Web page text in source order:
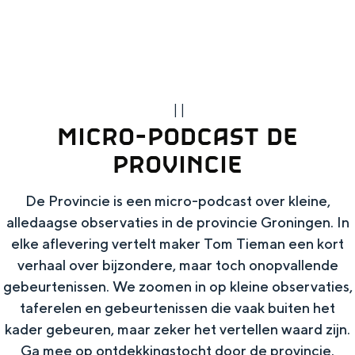
DIT IS GRONINGEN
Top 10
bezienswaardigheden
| |
MICRO-PODCAST DE
PROVINCIE
De Provincie is een micro-podcast over kleine,
alledaagse observaties in de provincie Groningen. In
elke aflevering vertelt maker Tom Tieman een kort
verhaal over bijzondere, maar toch onopvallende
gebeurtenissen. We zoomen in op kleine observaties,
taferelen en gebeurtenissen die vaak buiten het
kader gebeuren, maar zeker het vertellen waard zijn.
Ga mee op ontdekkingstocht door de provincie.